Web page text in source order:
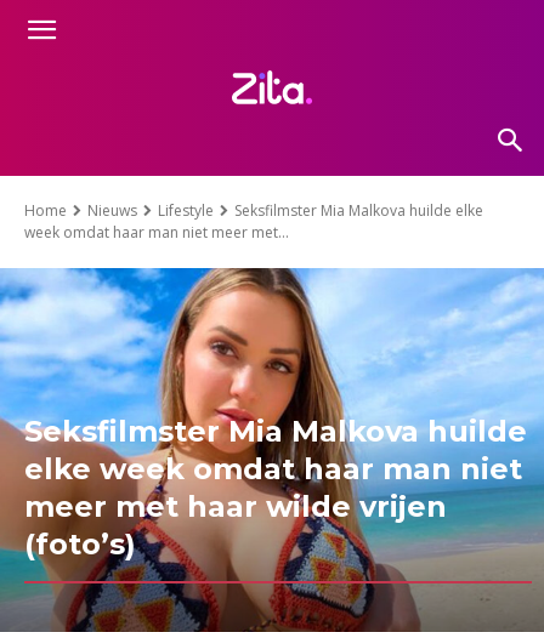
Home Nieuws Lifestyle
Seksfilmster Mia Malkova huilde elke
week omdat haar man niet meer met...
Seksfilmster Mia Malkova huilde
elke week omdat haar man niet
meer met haar wilde vrijen
(foto’s)